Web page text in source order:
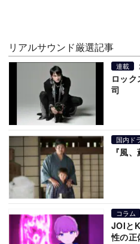
リアルサウンド厳選記事
連載
ロッ
司
国内ド
『風
コラム
JOIと
性の正